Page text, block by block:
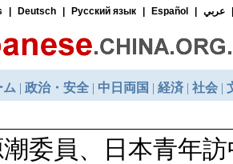
委員、日本青年